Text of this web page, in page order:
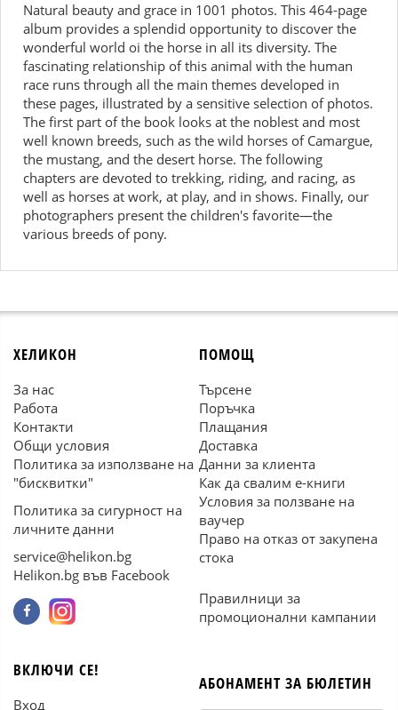
Natural beauty and grace in 1001 photos. This 464-page
album provides a splendid opportunity to discover the
wonderful world oi the horse in all its diversity. The
fascinating relationship of this animal with the human
race runs through all the main themes developed in
these pages, illustrated by a sensitive selection of photos.
The first part of the book looks at the noblest and most
well known breeds, such as the wild horses of Camargue,
the mustang, and the desert horse. The following
chapters are devoted to trekking, riding, and racing, as
well as horses at work, at play, and in shows. Finally, our
photographers present the children's favorite—the
various breeds of pony.
ХЕЛИКОН
За нас
Работа
Контакти
Общи условия
Политика за използване на
"бисквитки"
Политика за сигурност на
личните данни
service@helikon.bg
Helikon.bg във Facebook
ПОМОЩ
Търсене
Поръчка
Плащания
Доставка
Данни за клиента
Как да свалим е-книги
Условия за ползване на
ваучер
Право на отказ от закупена
стока
Правилници за
промоционални кампании
ВКЛЮЧИ СЕ!
Вход
АБОНАМЕНТ ЗА БЮЛЕТИН